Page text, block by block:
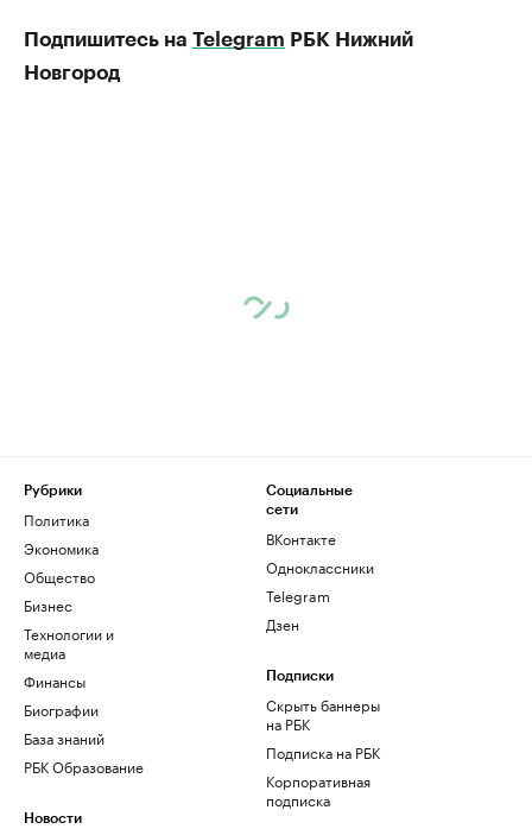
Подпишитесь на Telegram РБК Нижний
Новгород
Рубрики
Политика
Экономика
Общество
Бизнес
Технологии и
медиа
Финансы
Биографии
База знаний
РБК Образование
Новости
Социальные
сети
ВКонтакте
Одноклассники
Telegram
Дзен
Подписки
Скрыть баннеры
на РБК
Подписка на РБК
Корпоративная
подписка